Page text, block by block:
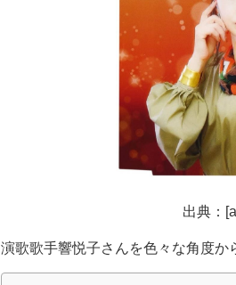
出典：
演歌歌手響悦子さんを色々な角度か